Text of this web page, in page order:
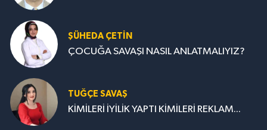
ŞÜHEDA ÇETİN
ÇOCUĞA SAVAŞI NASIL ANLATMALIYIZ?
TUĞÇE SAVAŞ
KİMİLERİ İYİLİK YAPTI KİMİLERİ REKLAM...